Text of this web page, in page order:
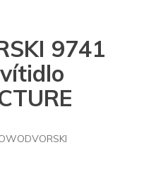
9741